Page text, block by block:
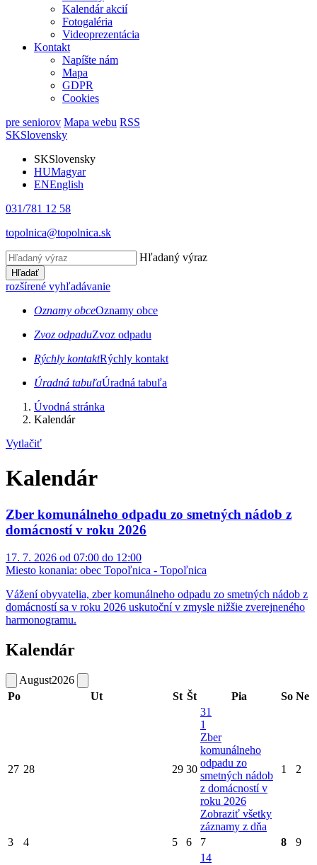
Kalendár akcií
Fotogaléria
Videoprezentácia
Kontakt
Napíšte nám
Mapa
GDPR
Cookies
pre seniorov Mapa webu RSS
SKSlovensky
SKSlovensky
HUMagyar
ENEnglish
031/781 12 58
topolnica@topolnica.sk
Hľadaný výraz
Hľadať
rozšírené vyhľadávanie
Oznamy obceOznamy obce
Zvoz odpaduZvoz odpadu
Rýchly kontaktRýchly kontakt
Úradná tabuľaÚradná tabuľa
Úvodná stránka
Kalendár
Vytlačiť
Kalendár
Zber komunálneho odpadu zo smetných nádob z
domácností v roku 2026
17. 7. 2026 od 07:00 do 12:00
Miesto konania: obec Topoľnica - Topoľnica
Vážení obyvatelia, zber komunálneho odpadu zo smetných nádob z
domácností sa v roku 2026 uskutoční v zmysle nižšie zverejneného
harmonogramu.
Kalendár
August2026
Po
Ut St Št Pia So Ne
27 28 29 30
31
1
Zber
komunálneho
odpadu zo
smetných nádob
z domácností v
roku 2026
Zobraziť všetky
záznamy z dňa
1 2
3 4 5 6 7 8
9
14